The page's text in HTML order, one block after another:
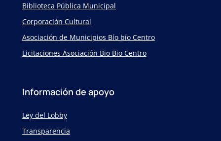
Biblioteca Pública Municipal
Corporación Cultural
Asociación de Municipios Bío bío Centro
Licitaciones Asociación Bio Bio Centro
Información de apoyo
Ley del Lobby
Transparencia